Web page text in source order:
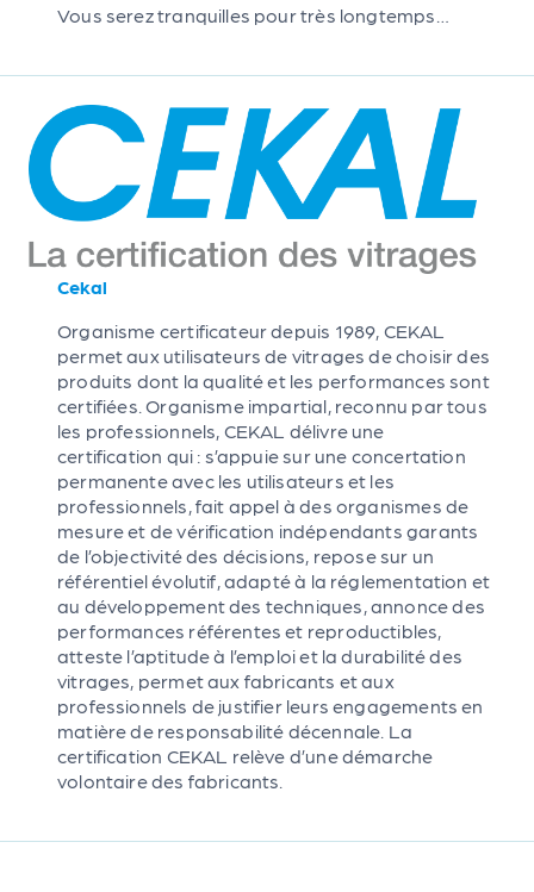
Vous serez tranquilles pour très longtemps…
Cekal
Organisme certificateur depuis 1989, CEKAL
permet aux utilisateurs de vitrages de choisir des
produits dont la qualité et les performances sont
certifiées. Organisme impartial, reconnu par tous
les professionnels, CEKAL délivre une
certification qui : s’appuie sur une concertation
permanente avec les utilisateurs et les
professionnels, fait appel à des organismes de
mesure et de vérification indépendants garants
de l’objectivité des décisions, repose sur un
référentiel évolutif, adapté à la réglementation et
au développement des techniques, annonce des
performances référentes et reproductibles,
atteste l’aptitude à l’emploi et la durabilité des
vitrages, permet aux fabricants et aux
professionnels de justifier leurs engagements en
matière de responsabilité décennale. La
certification CEKAL relève d’une démarche
volontaire des fabricants.